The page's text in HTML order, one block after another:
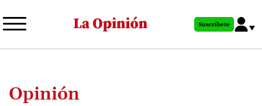
al
principal
Suscríbete
Opinión